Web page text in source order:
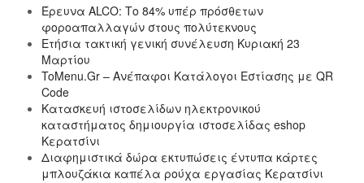
Έρευνα ALCO: Το 84% υπέρ πρόσθετων
φοροαπαλλαγών στους πολύτεκνους
Ετήσια τακτική γενική συνέλευση Κυριακή 23
Μαρτίου
ToMenu.Gr – Ανέπαφοι Κατάλογοι Εστίασης με QR
Code
Κατασκευή ιστοσελίδων ηλεκτρονικού
καταστήματος δημιουργία ιστοσελίδας eshop
Κερατσίνι
Διαφημιστικά δώρα εκτυπώσεις έντυπα κάρτες
μπλουζάκια καπέλα ρούχα εργασίας Κερατσίνι